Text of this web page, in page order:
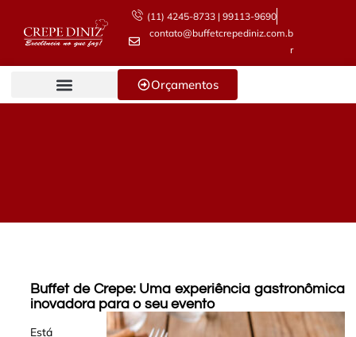
(11) 4245-8733 | 99113-9690
contato@buffetcrepediniz.com.b
r
Orçamentos
Buffet de Crepe: Uma experiência gastronômica
inovadora para o seu evento
Está